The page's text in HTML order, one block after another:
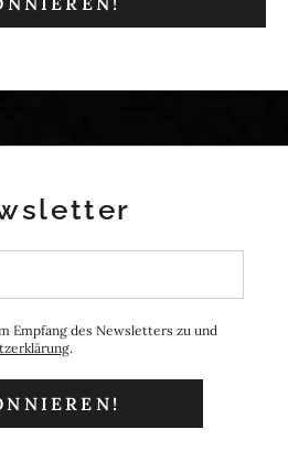
Empfang des Newsletters zu und
.